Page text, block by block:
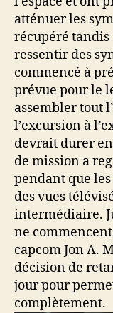
atténuer les
récupéré
ressentir des
commencé à
prévue pour le
assembler tout
l’excursion à
devrait durer
de mission a
pendant que
des vues
intermédiaire.
ne
capcom Jon A.
décision de
jour pour
complètement.